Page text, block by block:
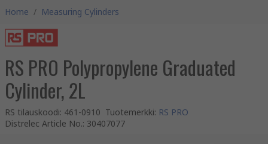
Home / Measuring Cylinders
RS PRO Polypropylene Graduated
Cylinder, 2L
RS tilauskoodi: 461-0910 Tuotemerkki: RS PRO
Distrelec Article No.: 30407077